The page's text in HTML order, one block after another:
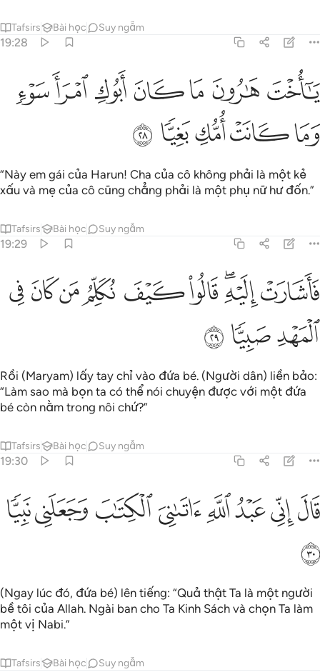
Tafsirs Bài học Suy ngẫm
19:28
يا اخت هارون ما كان ابوك امرا سوء وما كانت امك بغيا ٢٨
يَـٰٓأُخْتَ هَـٰرُونَ مَا كَانَ أَبُوكِ ٱمْرَأَ سَوْءٍۢ وَمَا كَانَتْ أُمُّكِ بَغِيًّۭا ٢٨
ﱡﱢ ﱣﱤﱥﱦﱧ
ﱨﱩﱪﱫ ﱬ
“Này em gái của Harun! Cha của cô không phải là một kẻ
xấu và mẹ của cô cũng chẳng phải là một phụ nữ hư đốn.”
Tafsirs Bài học Suy ngẫm
19:29
فاشارت اليه قالوا كيف نكلم من كان في المهد صبيا ٢٩
فَأَشَارَتْ إِلَيْهِ ۖ قَالُوا۟ كَيْفَ نُكَلِّمُ مَن كَانَ فِى ٱلْمَهْدِ صَبِيًّۭا ٢٩
ﱭﱮﱯﱰﱱ ﱲﱳﱴﱵ
ﱶﱷﱸ
Rồi (Maryam) lấy tay chỉ vào đứa bé. (Người dân) liền bảo:
“Làm sao mà bọn ta có thể nói chuyện được với một đứa
bé còn nằm trong nôi chứ?”
Tafsirs Bài học Suy ngẫm
19:30
قال اني عبد الله اتاني الكتاب وجعلني نبيا ٣٠
قَالَ إِنِّى عَبْدُ ٱللَّهِ ءَاتَىٰنِىَ ٱلْكِتَـٰبَ وَجَعَلَنِى نَبِيًّۭا ٣٠
ﱹﱺﱻﱼﱽﱾﱿﲀ
ﲁ
(Ngay lúc đó, đứa bé) lên tiếng: “Quả thật Ta là một người
bề tôi của Allah. Ngài ban cho Ta Kinh Sách và chọn Ta làm
một vị Nabi.”
Tafsirs Bài học Suy ngẫm